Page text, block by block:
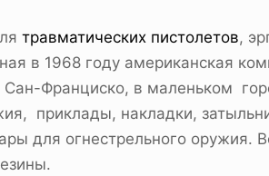
травматических пистолетов,
в 1968 году американская
Франциско, в маленьком
приклады, накладки,
для огнестрельного оружия.